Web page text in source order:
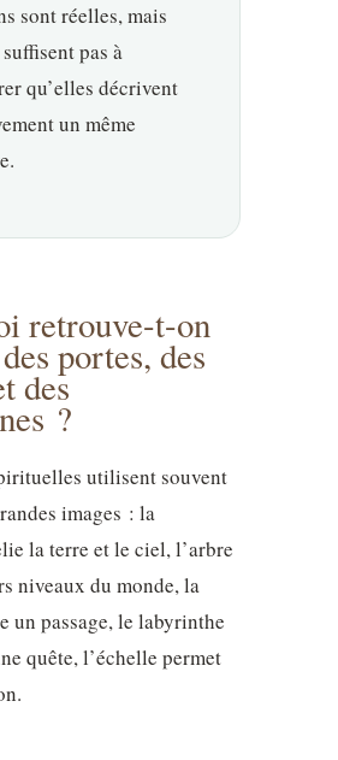
sont réelles, mais
pas à
qu’elles décrivent
un même
retrouve-t-on
portes, des
des
?
utilisent souvent
images : la
la terre et le ciel, l’arbre
niveaux du monde, la
un passage, le labyrinthe
quête, l’échelle permet